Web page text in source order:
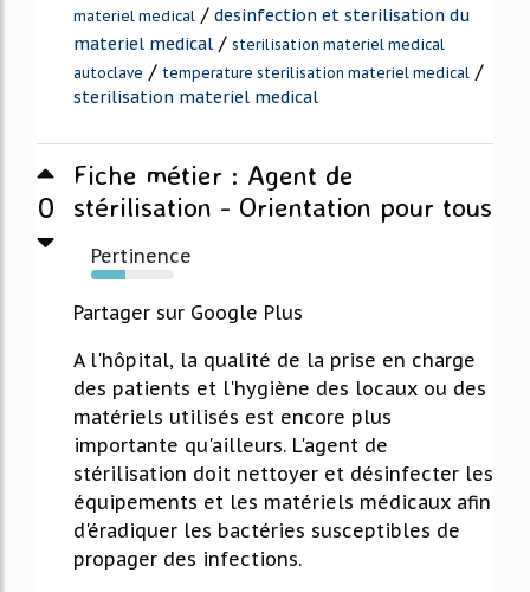
materiel medical / desinfection et sterilisation du
materiel medical / sterilisation materiel medical
autoclave / temperature sterilisation materiel medical /
sterilisation materiel medical
0
Fiche métier : Agent de
stérilisation - Orientation pour tous
Pertinence
41%
Partager sur Google Plus
A l'hôpital, la qualité de la prise en charge
des patients et l'hygiène des locaux ou des
matériels utilisés est encore plus
importante qu'ailleurs. L'agent de
stérilisation doit nettoyer et désinfecter les
équipements et les matériels médicaux afin
d'éradiquer les bactéries susceptibles de
propager des infections.